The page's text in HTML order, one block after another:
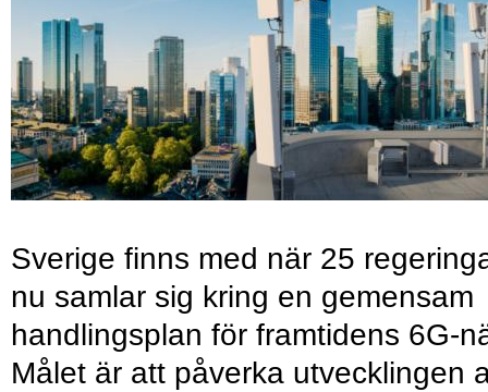
Sverige finns med när 25
nu samlar sig kring en gemensam
handlingsplan för framtidens 6G-
Målet är att påverka utvecklingen